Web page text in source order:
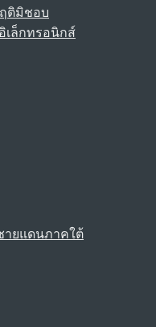
ฤติมิชอบ
เล็กทรอนิกส์
ายแดนภาคใต้